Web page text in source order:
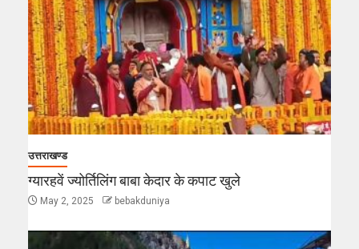
उत्तराखण्ड
ग्यारहवें ज्योर्तिलिंग बाबा केदार के कपाट खुले
May 2, 2025 bebakduniya